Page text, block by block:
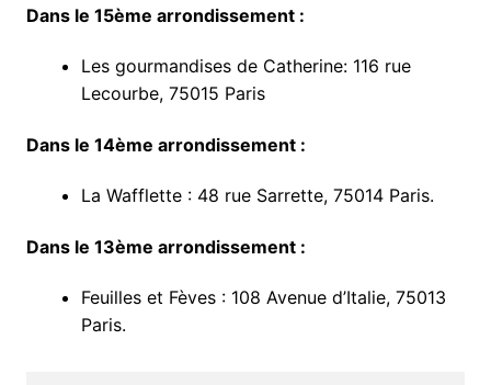
Dans le 15ème arrondissement :
Les gourmandises de Catherine: 116 rue
Lecourbe, 75015 Paris
Dans le 14ème arrondissement :
La Wafflette : 48 rue Sarrette, 75014 Paris.
Dans le 13ème arrondissement :
Feuilles et Fèves : 108 Avenue d’Italie, 75013
Paris.